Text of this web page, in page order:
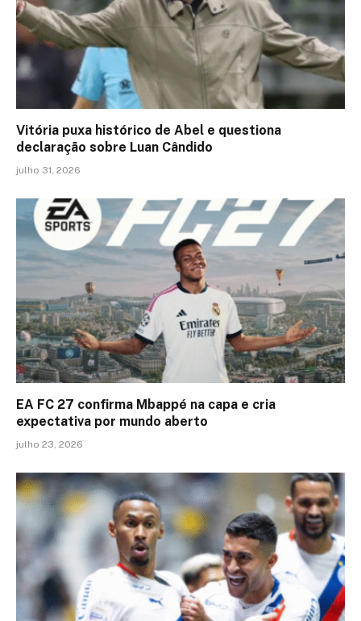
Vitória puxa histórico de Abel e questiona
declaração sobre Luan Cândido
julho 31, 2026
EA FC 27 confirma Mbappé na capa e cria
expectativa por mundo aberto
julho 23, 2026